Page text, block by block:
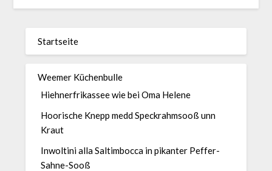
Startseite
Weemer Küchenbulle
Hiehnerfrikassee wie bei Oma Helene
Hoorische Knepp medd Speckrahmsooß unn
Kraut
Inwoltini alla Saltimbocca in pikanter Peffer-
Sahne-Sooß